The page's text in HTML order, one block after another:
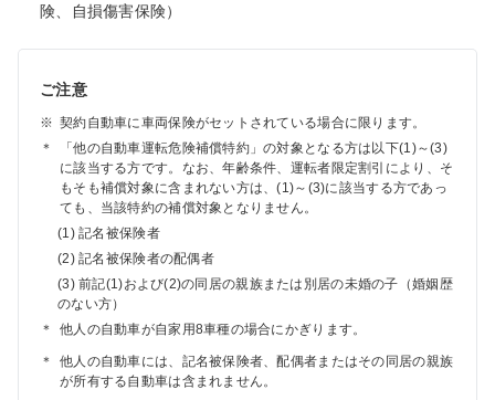
険、自損傷害保険）
ご注意
※ 契約自動車に車両保険がセットされている場合に限ります。
＊
「他の自動車運転危険補償特約」の対象となる方は以下(1)～(3)
に該当する方です。なお、年齢条件、運転者限定割引により、そ
もそも補償対象に含まれない方は、(1)～(3)に該当する方であっ
ても、当該特約の補償対象となりません。
(1) 記名被保険者
(2) 記名被保険者の配偶者
(3) 前記(1)および(2)の同居の親族または別居の未婚の子（婚姻歴
のない方）
＊
他人の自動車が自家用8車種の場合にかぎります。
＊
他人の自動車には、記名被保険者、配偶者またはその同居の親族
が所有する自動車は含まれません。